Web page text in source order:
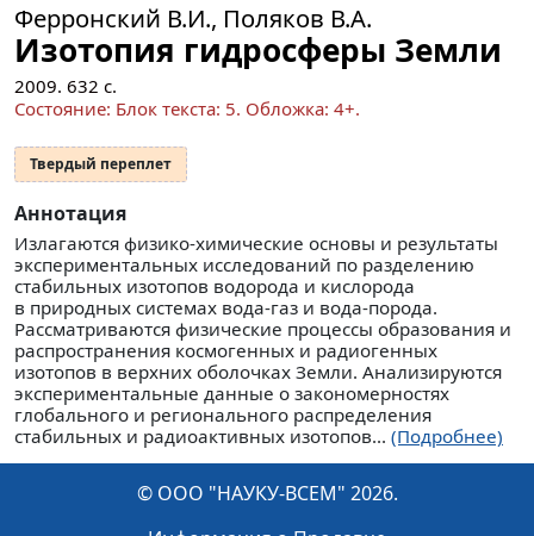
Ферронский В.И., Поляков В.А.
Изотопия гидросферы Земли
2009. 632 с.
Состояние: Блок текста: 5. Обложка: 4+.
Твердый переплет
Аннотация
Излагаются физико-химические основы и результаты
экспериментальных исследований по разделению
стабильных изотопов водорода и кислорода
в природных системах вода-газ и вода-порода.
Рассматриваются физические процессы образования и
распространения космогенных и радиогенных
изотопов в верхних оболочках Земли. Анализируются
экспериментальные данные о закономерностях
глобального и регионального распределения
стабильных и радиоактивных изотопов... (Подробнее)
© ООО "НАУКУ-ВСЕМ" 2026.